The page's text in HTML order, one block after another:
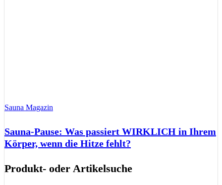
Sauna Magazin
Sauna-Pause: Was passiert WIRKLICH in Ihrem
Körper, wenn die Hitze fehlt?
Produkt- oder Artikelsuche